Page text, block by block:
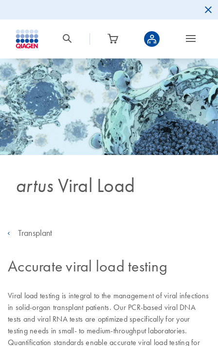
artus Viral Load
Transplant
Accurate viral load testing
Viral load testing is integral to the management of viral infections
in solid-organ transplant patients. Our PCR-based viral DNA
tests and viral RNA tests are optimized specifically for your
testing needs in small- to medium-throughput laboratories.
Quantification standards enable accurate viral load testing for